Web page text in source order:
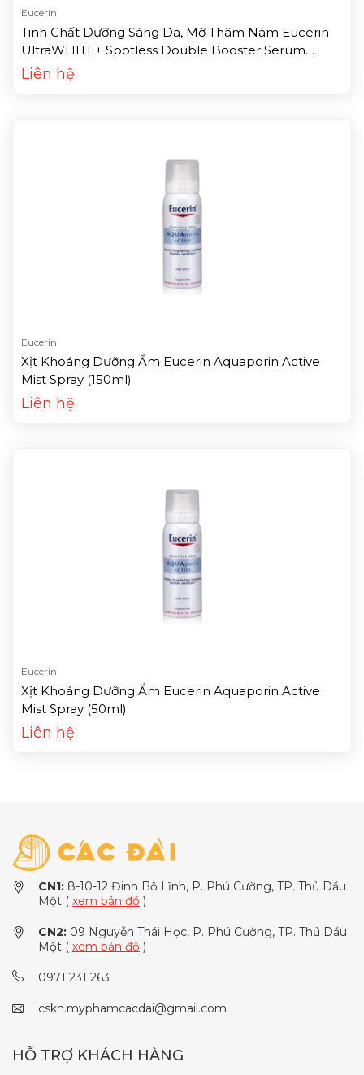
Eucerin
Tinh Chất Dưỡng Sáng Da, Mờ Thâm Nám Eucerin
UltraWHITE+ Spotless Double Booster Serum
(30ml)
Liên hệ
Eucerin
Xịt Khoáng Dưỡng Ẩm Eucerin Aquaporin Active
Mist Spray (150ml)
Liên hệ
Eucerin
Xịt Khoáng Dưỡng Ẩm Eucerin Aquaporin Active
Mist Spray (50ml)
Liên hệ
CN1: 8-10-12 Đinh Bộ Lĩnh, P. Phú Cường, TP. Thủ Dầu
Một ( xem bản đồ )
CN2: 09 Nguyễn Thái Học, P. Phú Cường, TP. Thủ Dầu
Một ( xem bản đồ )
0971 231 263
cskh.myphamcacdai@gmail.com
HỖ TRỢ KHÁCH HÀNG